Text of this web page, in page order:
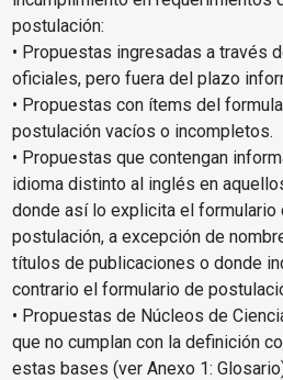
postulación:
• Propuestas ingresadas a través
oficiales, pero fuera del plazo
• Propuestas con ítems del
postulación vacíos o incompletos.
• Propuestas que contengan
idioma distinto al inglés en
donde así lo explicita el formulario
postulación, a excepción de
títulos de publicaciones o donde
contrario el formulario de
• Propuestas de Núcleos de
que no cumplan con la definición
estas bases (ver Anexo 1: